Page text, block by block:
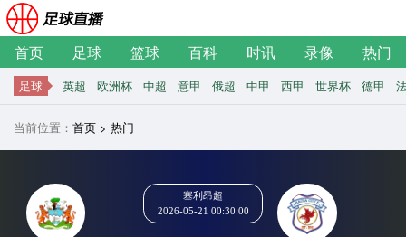
首页 足球 篮球 百科 时讯 录像 热门
足球 英超 欧洲杯 中超 意甲 俄超 中甲 西甲 世界杯 德甲
当前位置： 首页 > 热门